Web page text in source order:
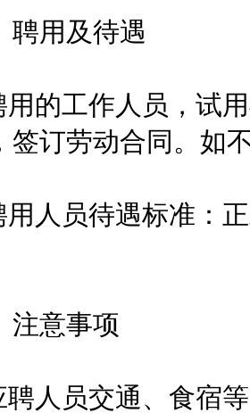
用及待遇
工作人员，试用
签订劳动合同。如
员待遇标准：正
意事项
员交通、食宿等